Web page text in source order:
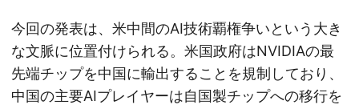
今回の発表は、米中間のAI技術覇権争いという大き
な文脈に位置付けられる。米国政府はNVIDIAの最
先端チップを中国に輸出することを規制しており、
中国の主要AIプレイヤーは自国製チップへの移行を